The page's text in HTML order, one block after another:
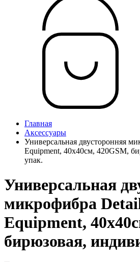
Главная
Аксессуары
Универсальная двусторонняя
Equipment, 40x40см, 420GSM,
упак.
Универсальная
микрофибра
Equipment,
бирюзовая,